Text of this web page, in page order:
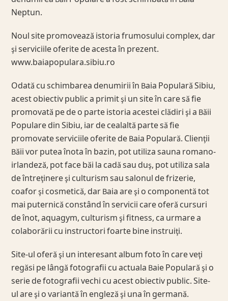
Neptun.
Noul site promovează istoria frumosului complex, dar
şi serviciile oferite de acesta în prezent.
www.baiapopulara.sibiu.ro
Odată cu schimbarea denumirii în Baia Populară Sibiu,
acest obiectiv public a primit şi un site în care să fie
promovată pe de o parte istoria acestei clădiri şi a Băii
Populare din Sibiu, iar de cealaltă parte să fie
promovate serviciile oferite de Baia Populară. Clienţii
Băii vor putea înota în bazin, pot utiliza sauna romano-
irlandeză, pot face băi la cadă sau duş, pot utiliza sala
de întreţinere şi culturism sau salonul de frizerie,
coafor şi cosmetică, dar Baia are şi o componentă tot
mai puternică constând în servicii care oferă cursuri
de înot, aquagym, culturism şi fitness, ca urmare a
colaborării cu instructori foarte bine instruiţi.
Site-ul oferă şi un interesant album foto în care veţi
regăsi pe lângă fotografii cu actuala Baie Populară şi o
serie de fotografii vechi cu acest obiectiv public. Site-
ul are şi o variantă în engleză şi una în germană.